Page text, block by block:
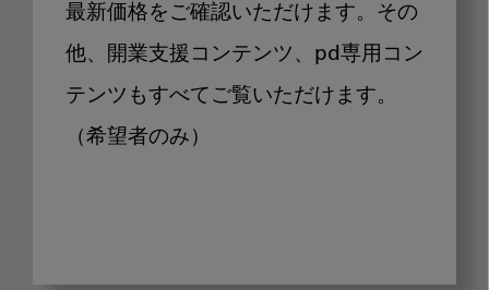
最新価格をご確認いただけます。その
他、開業支援コンテンツ、pd専用コン
テンツもすべてご覧いただけます。
（希望者のみ）